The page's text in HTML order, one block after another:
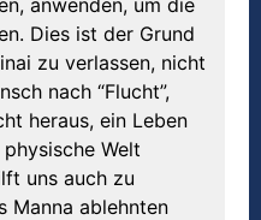
Dies ist der Grund
zu verlassen, nicht
nach “Flucht”,
heraus, ein Leben
Welt
uns auch zu
Manna ablehnten